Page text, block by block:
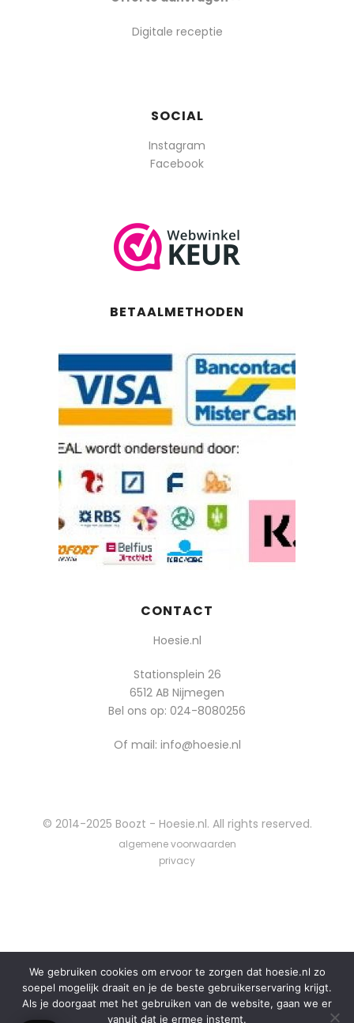
Digitale receptie
SOCIAL
Instagram
Facebook
BETAALMETHODEN
CONTACT
Hoesie.nl
Stationsplein 26
6512 AB Nijmegen
Bel ons op: 024-8080256
Of mail: info@hoesie.nl
© 2014-2025 Boozt - Hoesie.nl. All rights reserved.
algemene voorwaarden
privacy
We gebruiken cookies om ervoor te zorgen dat hoesie.nl zo
soepel mogelijk draait en je de beste gebruikerservaring krijgt.
Als je doorgaat met het gebruiken van de website, gaan we er
vanuit dat je ermee instemt.